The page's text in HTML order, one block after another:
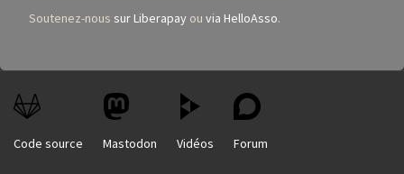
Soutenez-nous sur Liberapay ou via HelloAsso.
Code source Mastodon Vidéos Forum